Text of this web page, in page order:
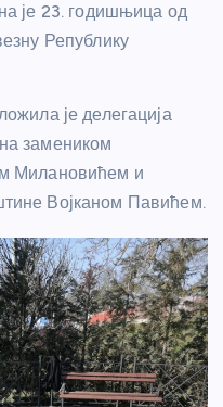
је 23. годишњица од
Републику
је делегација
замеником
Милановићем и
Војканом Павићем.